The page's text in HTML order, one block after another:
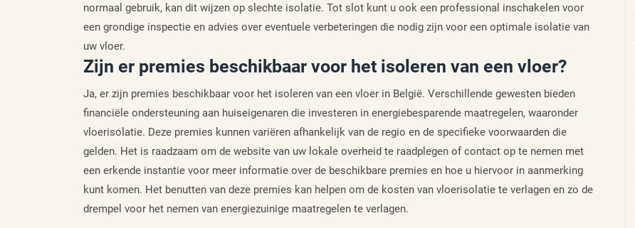
normaal gebruik, kan dit wijzen op slechte isolatie. Tot slot kunt u ook een professional inschakelen voor
een grondige inspectie en advies over eventuele verbeteringen die nodig zijn voor een optimale isolatie van
uw vloer.
Zijn er premies beschikbaar voor het isoleren van een vloer?
Ja, er zijn premies beschikbaar voor het isoleren van een vloer in België. Verschillende gewesten bieden
financiële ondersteuning aan huiseigenaren die investeren in energiebesparende maatregelen, waaronder
vloerisolatie. Deze premies kunnen variëren afhankelijk van de regio en de specifieke voorwaarden die
gelden. Het is raadzaam om de website van uw lokale overheid te raadplegen of contact op te nemen met
een erkende instantie voor meer informatie over de beschikbare premies en hoe u hiervoor in aanmerking
kunt komen. Het benutten van deze premies kan helpen om de kosten van vloerisolatie te verlagen en zo de
drempel voor het nemen van energiezuinige maatregelen te verlagen.